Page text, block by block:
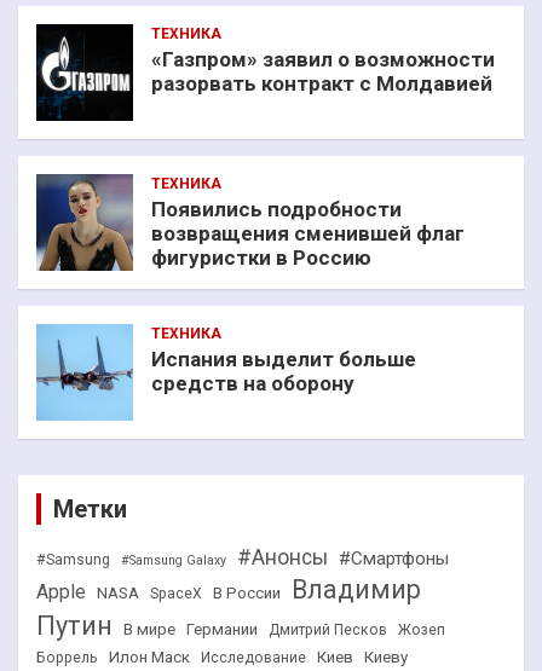
ТЕХНИКА
«Газпром» заявил о возможности
разорвать контракт с Молдавией
ТЕХНИКА
Появились подробности
возвращения сменившей флаг
фигуристки в Россию
ТЕХНИКА
Испания выделит больше
средств на оборону
Метки
#Samsung #Samsung Galaxy #Анонсы #Смартфоны
Apple NASA SpaceX В России
Владимир
Путин
В мире Германии Дмитрий Песков
Жозеп
Боррель
Илон Маск Исследование Киев Киеву